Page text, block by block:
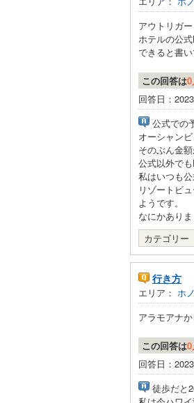
アウトリガ
ホテルの公
できると書
この回答は0
回答日：
公式での
オーシャン
そのぶん金額
公式以外で
私はいつも
リゾートビ
ようです。
なにかあり
カテゴリー
行き方
エリア： ホ
アラモアナ
この回答は0
回答日：
徒歩だと